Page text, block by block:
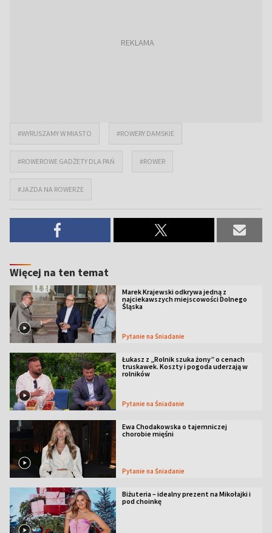
#WYRUSZAMY W MIASTO #ROWERY DAMSKIE
#ROWEROWE GADŻETY DLA PAŃ #ROWER
#JAZDA NA ROWERZE
Więcej na ten temat
Marek Krajewski odkrywa jedną z
najciekawszych miejscowości Dolnego
Śląska
Pytanie na Śniadanie
Łukasz z „Rolnik szuka żony” o cenach
truskawek. Koszty i pogoda uderzają w
rolników
Pytanie na Śniadanie
Ewa Chodakowska o tajemniczej
chorobie mięśni
Pytanie na Śniadanie
Biżuteria – idealny prezent na Mikołajki i
pod choinkę